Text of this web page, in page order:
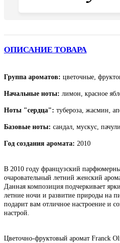
ОПИСАНИЕ ТОВАРА
Группа ароматов: цветочные,
Начальные ноты: лимон, красное
Ноты "сердца": тубероза, жасмин,
Базовые ноты: сандал, мускус, пачули
Год создания аромата: 2010
В 2010 году французский
очаровательный летний женский
Данная композиция подчеркивает
летние ночи и развитие природы на
подарит вам отличное настроение и
настрой.
Цветочно-фруктовый аромат Franck